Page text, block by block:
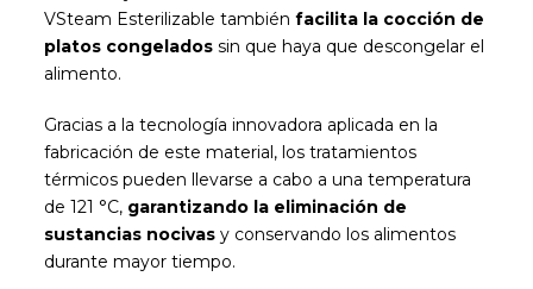
VSteam Esterilizable tambiénfacilita la cocción de
platos congelados sin que haya que descongelar el
alimento.
Gracias a la tecnología innovadora aplicada en la
fabricación de este material, los tratamientos
térmicos pueden llevarse a cabo a una temperatura
de 121 °C, garantizando la eliminación de
sustancias nocivas y conservando los alimentos
durante mayor tiempo.